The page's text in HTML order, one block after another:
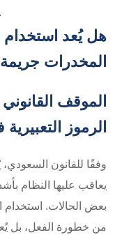
هل يُعد استخدام
المخدرات
الموقف
الرموز
وفقًا للقانون
يعاقب عليها النظام
بعض الحالات. استخدام
من خطورة الفعل، بل